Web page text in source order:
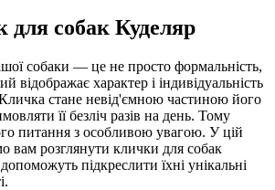
для собак Куделяр
собаки — це не просто формальність,
відображає характер і індивідуальність
стане невід'ємною частиною його
її безліч разів на день. Тому
питання з особливою увагою. У цій
вам розглянути клички для собак
підкреслити їхні унікальні